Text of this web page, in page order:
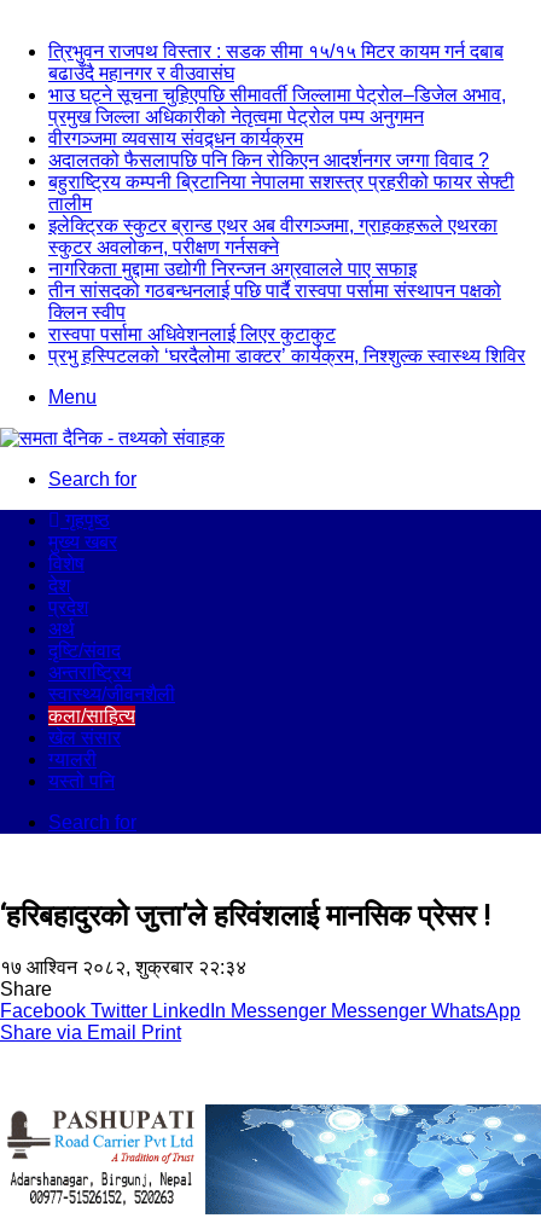
त्रिभुवन राजपथ विस्तार : सडक सीमा १५/१५ मिटर कायम गर्न दबाब
बढाउँदै महानगर र वीउवासंघ
भाउ घट्ने सूचना चुहिएपछि सीमावर्ती जिल्लामा पेट्रोल–डिजेल अभाव,
प्रमुख जिल्ला अधिकारीको नेतृत्वमा पेट्रोल पम्प अनुगमन
वीरगञ्जमा व्यवसाय संवद्र्धन कार्यक्रम
अदालतको फैसलापछि पनि किन रोकिएन आदर्शनगर जग्गा विवाद ?
बहुराष्ट्रिय कम्पनी ब्रिटानिया नेपालमा सशस्त्र प्रहरीको फायर सेफ्टी
तालीम
इलेक्ट्रिक स्कुटर ब्रान्ड एथर अब वीरगञ्जमा, ग्राहकहरूले एथरका
स्कुटर अवलोकन, परीक्षण गर्नसक्ने
नागरिकता मुद्दामा उद्योगी निरन्जन अग्रवालले पाए सफाइ
तीन सांसदको गठबन्धनलाई पछि पार्दै रास्वपा पर्सामा संस्थापन पक्षको
क्लिन स्वीप
रास्वपा पर्सामा अधिवेशनलाई लिएर कुटाकुट
प्रभु हस्पिटलको ‘घरदैलोमा डाक्टर’ कार्यक्रम, निश्शुल्क स्वास्थ्य शिविर
Menu
Search for
गृहपृष्ठ
मुख्य खबर
विशेष
देश
प्रदेश
अर्थ
दृष्टि/संवाद
अन्तराष्ट्रिय
स्वास्थ्य/जीवनशैली
कला/साहित्य
खेल संसार
ग्यालरी
यस्तो पनि
Search for
‘हरिबहादुरको जुत्ता’ले हरिवंशलाई मानसिक प्रेसर !
१७ आश्विन २०८२, शुक्रबार २२:३४
Share
Facebook Twitter LinkedIn Messenger Messenger WhatsApp
Share via Email
Print